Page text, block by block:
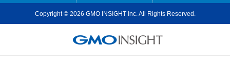
Copyright © 2026 GMO INSIGHT Inc. All Rights Reserved.